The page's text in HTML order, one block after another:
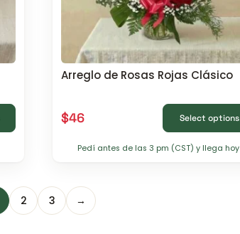
Arreglo de Rosas Rojas Clásico
$46 Select options
Pedí antes de las 3 pm (CST) y llega hoy
2 3 →